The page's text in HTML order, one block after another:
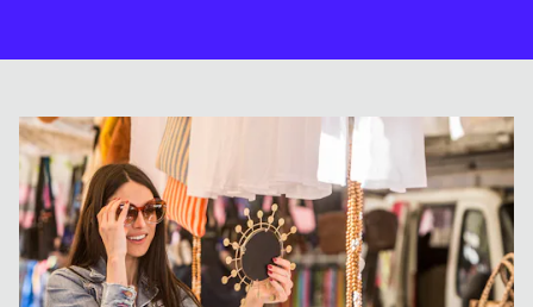
COSA FARE
VILLA BERTELLI
ISPIRAZIONI
WEBCAM